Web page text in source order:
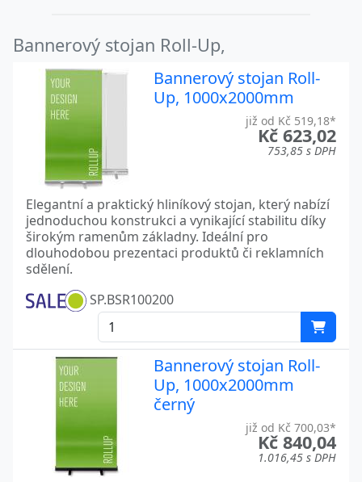
Bannerový stojan Roll-Up,
Bannerový stojan Roll-
Up, 1000x2000mm
již od Kč 519,18*
Kč 623,02
753,85 s DPH
Elegantní a praktický hliníkový stojan, který nabízí
jednoduchou konstrukci a vynikající stabilitu díky
širokým ramenům základny. Ideální pro
dlouhodobou prezentaci produktů či reklamních
sdělení.
SP.BSR100200
Bannerový stojan Roll-
Up, 1000x2000mm
černý
již od Kč 700,03*
Kč 840,04
1.016,45 s DPH